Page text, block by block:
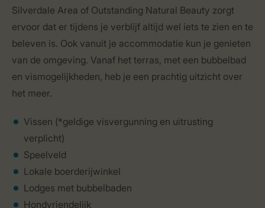
Silverdale Area of Outstanding Natural Beauty zorgt
ervoor dat er tijdens je verblijf altijd wel iets te zien en te
beleven is. Ook vanuit je accommodatie kun je genieten
van de omgeving. Vanaf het terras, met een bubbelbad
en vismogelijkheden, heb je een prachtig uitzicht over
het meer.
Vissen (*geldige visvergunning en uitrusting
verplicht)
Speelveld
Lokale boerderijwinkel
Lodges met bubbelbaden
Hondvriendelijk